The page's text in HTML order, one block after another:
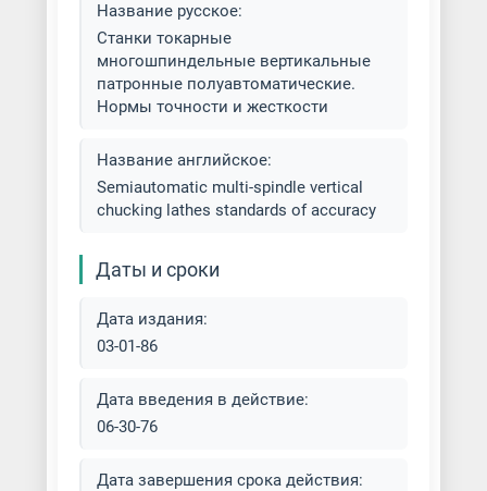
Название русское:
Станки токарные
многошпиндельные вертикальные
патронные полуавтоматические.
Нормы точности и жесткости
Название английское:
Semiautomatic multi-spindle vertical
chucking lathes standards of accuracy
Даты и сроки
Дата издания:
03-01-86
Дата введения в действие:
06-30-76
Дата завершения срока действия: